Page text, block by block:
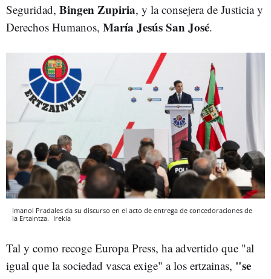
Seguridad, Bingen Zupiria, y la consejera de Justicia y
Derechos Humanos, María Jesús San José.
Imanol Pradales da su discurso en el acto de entrega de concedoraciones de
la Ertaintza. Irekia
Tal y como recoge Europa Press, ha advertido que "al
igual que la sociedad vasca exige" a los ertzainas, "se